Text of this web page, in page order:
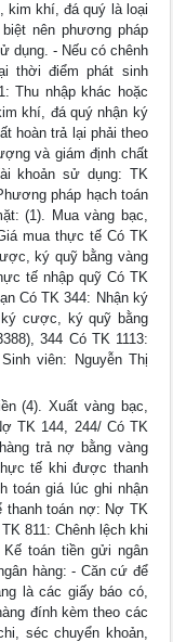
kim khí, đá quý là loại
nên phương pháp
dụng. - Nếu có chênh
thời điểm phát sinh
Thu nhập khác hoặc
khí, đá quý nhận ký
hoàn trả lại phải theo
và giám định chất
khoản sử dụng: TK
pháp hạch toán
(1). Mua vàng bạc,
mua thực tế Có TK
ký quỹ bằng vàng
tế nhập quỹ Có TK
Có TK 344: Nhận ký
cược, ký quỹ bằng
344 Có TK 1113:
viên: Nguyễn Thị
(4). Xuất vàng bạc,
TK 144, 244/ Có TK
trả nợ bằng vàng
tế khi được thanh
toán giá lúc ghi nhận
thanh toán nợ: Nợ TK
811: Chênh lệch khi
toán tiền gửi ngân
hàng: - Căn cứ để
là các giấy báo có,
đính kèm theo các
séc chuyển khoản,